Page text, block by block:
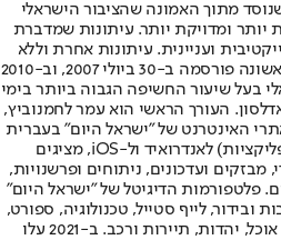
מתוך האמונה שהציבור הישראלי
יותר ומדויקת יותר. עיתונות שמדברת
ועניינית. עיתונות אחרת וללא
תשלום. המהדורה המודפסת הראשונה פורסמה ב-30 ביולי 2007, וב-2010
בעל שיעור החשיפה הגבוה ביותר בימי
העורך הראשי הוא עמר לחמנוביץ,
האינטרנט של "ישראל היום" בעברית
ובאנגלית, כמו כן היישומונים (אפליקציות) לאנדרואיד ול-iOS, מציגים
ועדכונים, ניתוחים ופרשנויות,
פלטפורמות הדיגיטל של "ישראל היום"
ובידור, לייף סטייל, טכנולוגיה, ספורט,
כלכלה וצרכנות, בריאות, חיילים, אוכל, יהדות, תיירות ורכב. ב-2021 עלו